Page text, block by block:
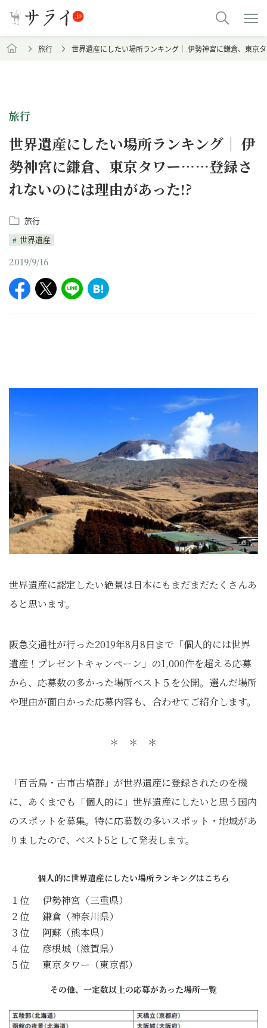
旅行 世界遺産にしたい場所ランキング｜ 伊勢神宮に鎌倉、東
旅行
世界遺産にしたい場所ランキング｜ 伊
勢神宮に鎌倉、東京タワー……登録さ
れないのには理由があった!?
旅行
世界遺産
2019/9/16
世界遺産に認定したい絶景は日本にもまだまだたくさんあ
ると思います。
阪急交通社が行った2019年8月8日まで「個人的には世界
遺産！プレゼントキャンペーン」の1,000件を超える応募
から、応募数の多かった場所ベスト５を公開。選んだ場所
や理由が面白かった応募内容も、合わせてご紹介します。
＊ ＊ ＊
「百舌鳥・古市古墳群」が世界遺産に登録されたのを機
に、あくまでも「個人的に」世界遺産にしたいと思う国内
のスポットを募集。特に応募数の多いスポット・地域があ
りましたので、ベスト5として発表します。
個人的に世界遺産にしたい場所ランキングはこちら
１位
伊勢神宮（三重県）
２位
鎌倉（神奈川県）
３位
阿蘇（熊本県）
４位
彦根城（滋賀県）
５位
東京タワー（東京都）
その他、一定数以上の応募があった場所一覧